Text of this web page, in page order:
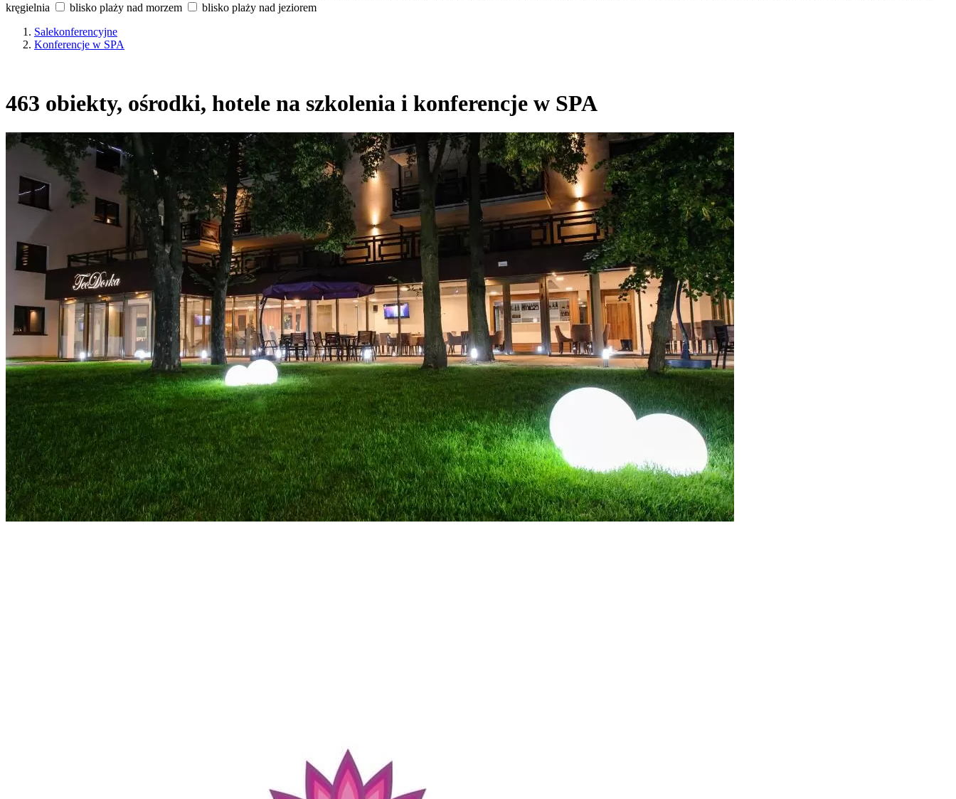
kręgielnia
blisko plaży nad morzem
blisko plaży nad jeziorem
Salekonferencyjne
Konferencje w SPA
463 obiekty, ośrodki, hotele na szkolenia i konferencje w SPA